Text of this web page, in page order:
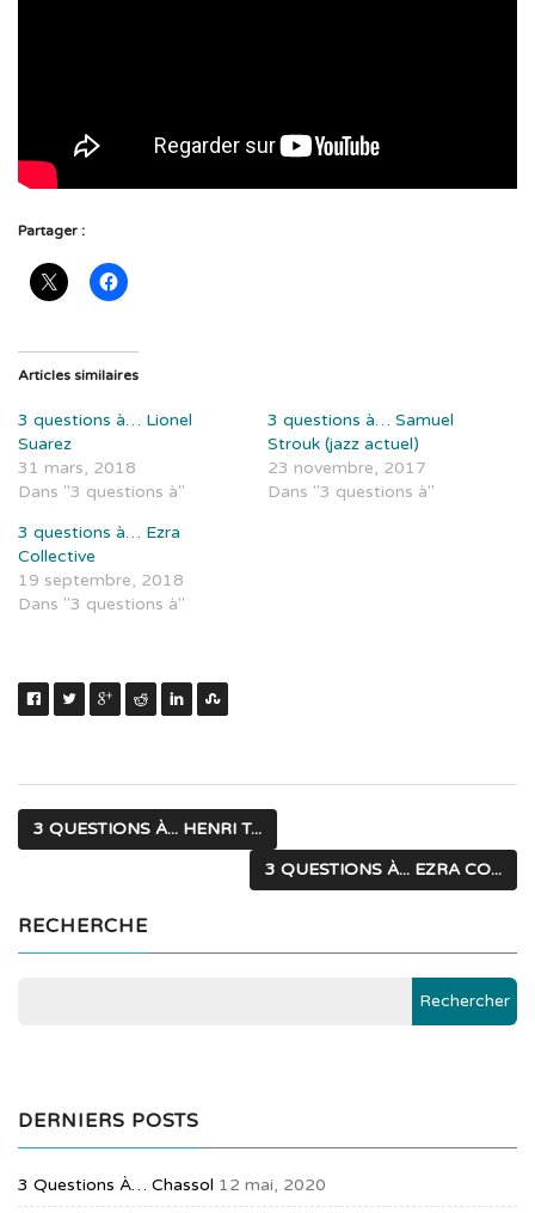
Partager :
Articles similaires
3 questions à… Lionel
Suarez
31 mars, 2018
Dans "3 questions à"
3 questions à… Samuel
Strouk (jazz actuel)
23 novembre, 2017
Dans "3 questions à"
3 questions à… Ezra
Collective
19 septembre, 2018
Dans "3 questions à"
3 QUESTIONS À... HENRI T...
3 QUESTIONS À... EZRA CO...
RECHERCHE
DERNIERS POSTS
3 Questions À… Chassol 12 mai, 2020